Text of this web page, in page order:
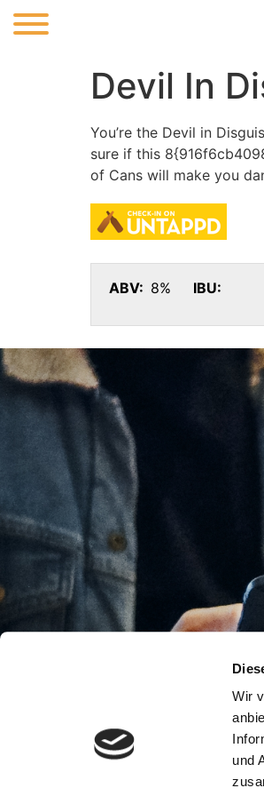
Wir
und
Devil In
You’re the Devil in
sure if this
of Cans will make you
ABV: 8% IBU: